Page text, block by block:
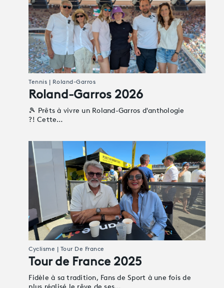
Tennis | Roland-Garros
Roland-Garros 2026
🎾 Prêts à vivre un Roland-Garros d'anthologie
?! Cette…
Cyclisme | Tour De France
Tour de France 2025
Fidèle à sa tradition, Fans de Sport à une fois de